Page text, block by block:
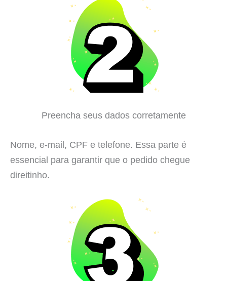
Preencha seus dados corretamente
Nome, e-mail, CPF e telefone. Essa parte é
essencial para garantir que o pedido chegue
direitinho.